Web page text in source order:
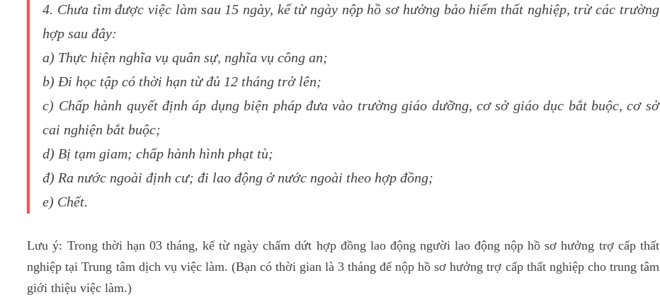
4. Chưa tìm được việc làm sau 15 ngày, kể từ ngày nộp hồ sơ hưởng bảo hiểm thất nghiệp, trừ các trường
hợp sau đây:
a) Thực hiện nghĩa vụ quân sự, nghĩa vụ công an;
b) Đi học tập có thời hạn từ đủ 12 tháng trở lên;
c) Chấp hành quyết định áp dụng biện pháp đưa vào trường giáo dưỡng, cơ sở giáo dục bắt buộc, cơ sở
cai nghiện bắt buộc;
d) Bị tạm giam; chấp hành hình phạt tù;
đ) Ra nước ngoài định cư; đi lao động ở nước ngoài theo hợp đồng;
e) Chết.
Lưu ý: Trong thời hạn 03 tháng, kể từ ngày chấm dứt hợp đồng lao động người lao động nộp hồ sơ hưởng trợ cấp thất
nghiệp tại Trung tâm dịch vụ việc làm. (Bạn có thời gian là 3 tháng để nộp hồ sơ hưởng trợ cấp thất nghiệp cho trung tâm
giới thiệu việc làm.)